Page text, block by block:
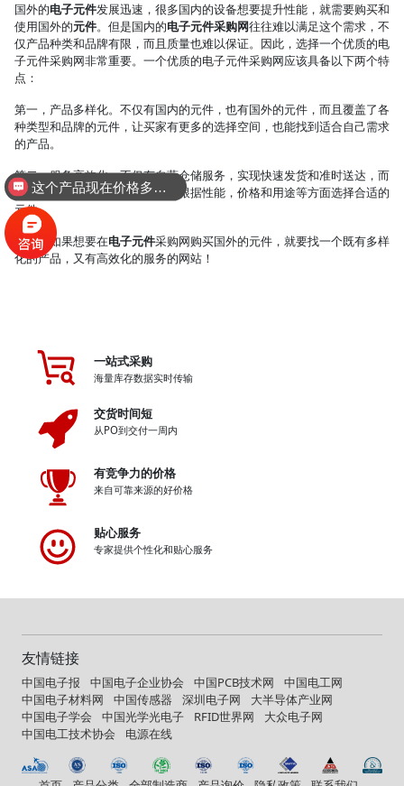
国外的电子元件发展迅速，很多国内的设备想要提升性能，就需要购买和
使用国外的元件。但是国内的电子元件采购网往往难以满足这个需求，不
仅产品种类和品牌有限，而且质量也难以保证。因此，选择一个优质的电
子元件采购网非常重要。一个优质的电子元件采购网应该具备以下两个特
点：
第一，产品多样化。不仅有国内的元件，也有国外的元件，而且覆盖了各
种类型和品牌的元件，让买家有更多的选择空间，也能找到适合自己需求
的产品。
第二，服务高效化。不仅有自营仓储服务，实现快速发货和准时送达，而
且有专业的咨询服务，帮助买家根据性能，价格和用途等方面选择合适的
元件。
总之，如果想要在电子元件采购网购买国外的元件，就要找一个既有多样
化的产品，又有高效化的服务的网站！
一站式采购
海量库存数据实时传输
交货时间短
从PO到交付一周内
有竞争力的价格
来自可靠来源的好价格
贴心服务
专家提供个性化和贴心服务
友情链接
中国电子报 中国电子企业协会 中国PCB技术网
中国电工网
中国电子材料网
中国传感器 深圳电子网
大半导体产业网
中国电子学会
中国光学光电子 RFID世界网
大众电子网
中国电工技术协会
电源在线